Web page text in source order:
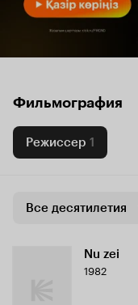
Фильмография
Режиссер 1
Все десятилетия
Nu zei
1982